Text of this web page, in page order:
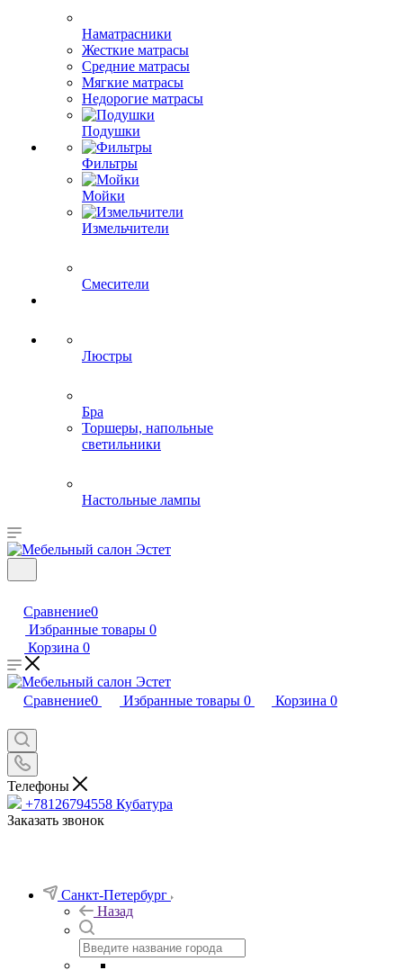
Наматрасники
Жесткие матрасы
Средние матрасы
Мягкие матрасы
Недорогие матрасы
Подушки
Фильтры
Мойки
Измельчители
Смесители
Люстры
Бра
Торшеры, напольные
светильники
Настольные лампы
Сравнение0
Избранные товары 0
Корзина 0
Сравнение0 Избранные товары 0 Корзина 0
Телефоны
+78126794558 Кубатура
Заказать звонок
Санкт-Петербург
Назад